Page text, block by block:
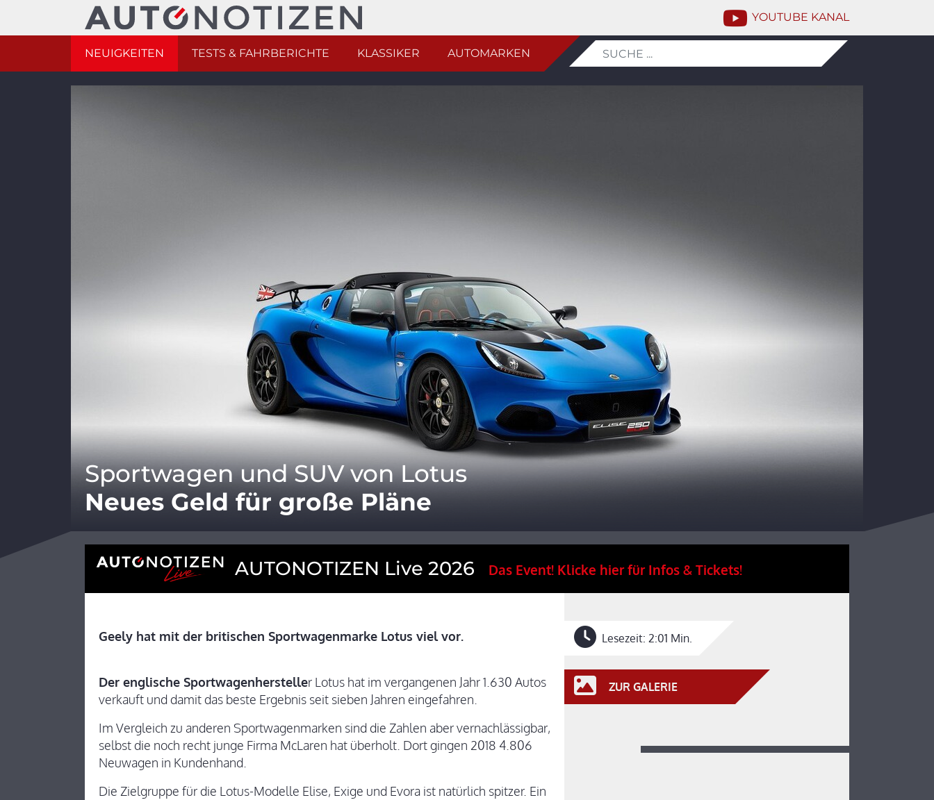
YOUTUBE KANAL
NEUIGKEITEN TESTS & FAHRBERICHTE KLASSIKER AUTOMARKEN
Sportwagen und SUV von Lotus
Neues Geld für große Pläne
AUTONOTIZEN Live 2026 Das Event! Klicke hier für Infos & Tickets!
Geely hat mit der britischen Sportwagenmarke Lotus viel vor.
Der englische Sportwagenhersteller Lotus hat im vergangenen Jahr 1.630 Autos
verkauft und damit das beste Ergebnis seit sieben Jahren eingefahren.
Im Vergleich zu anderen Sportwagenmarken sind die Zahlen aber vernachlässigbar,
selbst die noch recht junge Firma McLaren hat überholt. Dort gingen 2018 4.806
Neuwagen in Kundenhand.
Die Zielgruppe für die Lotus-Modelle Elise, Exige und Evora ist natürlich spitzer. Ein
Lesezeit: 2:01 Min.
ZUR GALERIE